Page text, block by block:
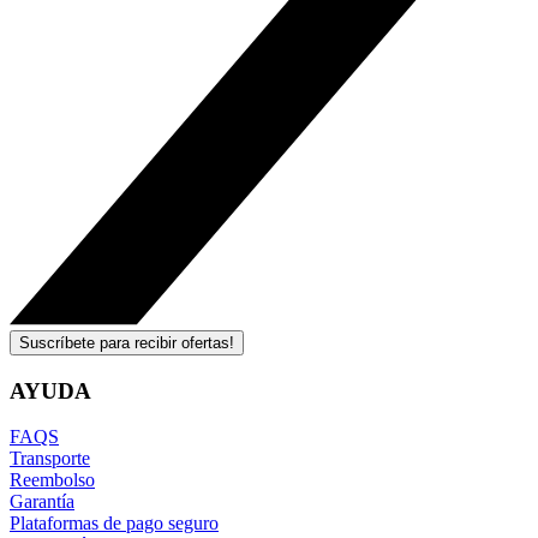
Suscríbete para recibir ofertas!
AYUDA
FAQS
Transporte
Reembolso
Garantía
Plataformas de pago seguro